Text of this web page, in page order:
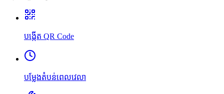
បង្កើត QR Code
បម្លែងតំបន់ពេលវេលា